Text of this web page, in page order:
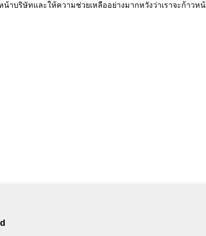
น้าบริษัทและให้ความช่วยเหลืออย่างมากหวังว่าเราจะก้าวห